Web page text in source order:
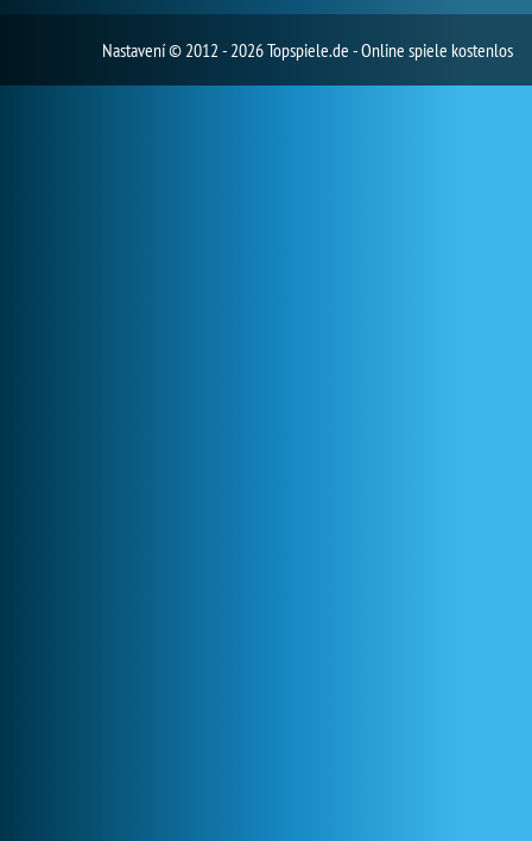
Nastavení© 2012 - 2026 Topspiele.de - Online spiele kostenlos